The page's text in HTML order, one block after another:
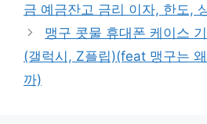
리
금 예금잔고 금리 이자, 한도,
맹구 콧물 휴대폰 케이스
(갤럭시, Z플립)(feat 맹구는
까)